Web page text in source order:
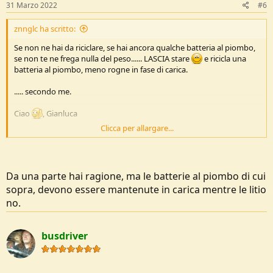
31 Marzo 2022 #6
znnglc ha scritto:
Se non ne hai da riciclare, se hai ancora qualche batteria al piombo,
se non te ne frega nulla del peso...... LASCIA stare
e ricicla una
batteria al piombo, meno rogne in fase di carica.
..... secondo me.
Ciao
, Gianluca
Vedi l'allegato 233903
Clicca per allargare...
Da una parte hai ragione, ma le batterie al piombo di cui
sopra, devono essere mantenute in carica mentre le litio
no.
busdriver